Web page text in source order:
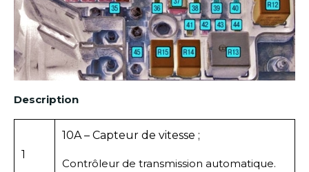
Description
1
10A – Capteur de vitesse ;
Contrôleur de transmission automatique.